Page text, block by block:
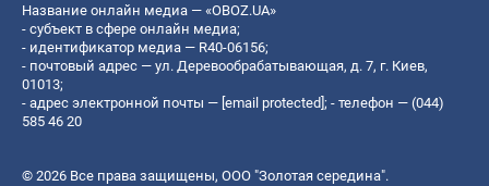
Название онлайн медиа — «OBOZ.UA»
- субъект в сфере онлайн медиа;
- идентификатор медиа — R40-06156;
- почтовый адрес — ул. Деревообрабатывающая, д. 7, г. Киев,
01013;
- адрес электронной почты — [email protected] ; - телефон — (044)
585 46 20
© 2026 Все права защищены, ООО "Золотая середина".